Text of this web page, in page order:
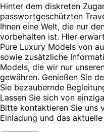
Hinter dem diskreten
passwortgeschützten
Ihnen eine Welt, die nur
vorbehalten ist. Hier
Pure Luxury Models von
sowie zusätzliche
Models, die wir nur
gewähren. Genießen Sie
Sie bezaubernde
Lassen Sie sich von
Bitte kontaktieren Sie uns
Einladung und das